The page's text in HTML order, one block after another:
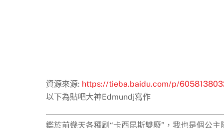
資源來源: https://tieba.baidu.com/p/
以下為貼吧大神Edmundj寫作
鑑於前幾天各種刷“卡西昆斯雙廢”，我也是個公